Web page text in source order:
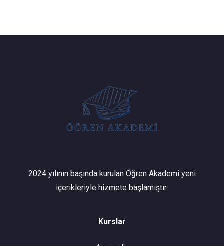
2024 yılının başında kurulan Öğren Akademi yeni
içerikleriyle hizmete başlamıştır.
Kurslar